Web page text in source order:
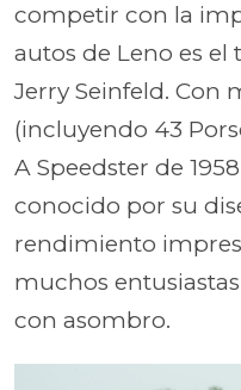
competir con la
autos de Leno es
Jerry Seinfeld. Con
(incluyendo 43
A Speedster de
conocido por su
rendimiento
muchos
con asombro.